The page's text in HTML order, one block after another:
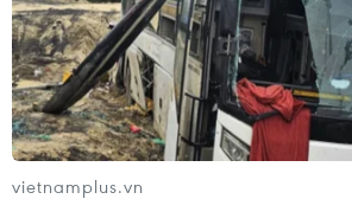
Mỹ dự chi thêm 1,4 tỷ USD cho hoạt
động của Vệ binh Quốc gia
05/08/2026 03:26
vietnamplus.vn